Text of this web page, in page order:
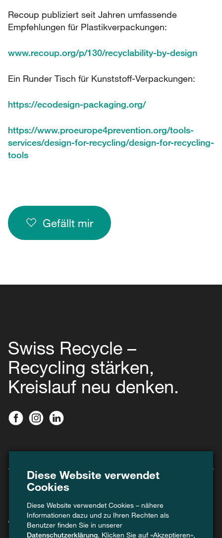
Recoup publiziert seit Jahren umfassende
Empfehlungen für Plastikverpackungen:
www.recoup.org/p/130/recyclability-by-design
Ein Runder Tisch für Kunststoff-Verpackungen:
https://ecodesign-packaging.org/
https://www.proeurope4prevention.org/tools-
services/design-for-recycling/design-for-recycling-
tools
Gefällt mir
Swiss Recycle –
Recycling stärken,
Kreislauf neu denken.
Agenda
Diese Website verwendet
Cookies
Diese Website verwendet Cookies – nähere
Informationen dazu und zu Ihren Rechten als
Benutzer finden Sie in unserer
Datenschutzerklärung. Klicken Sie auf «Akzeptieren»,